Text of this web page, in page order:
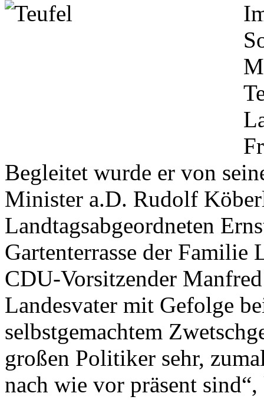
Begleitet wurde er von
Minister a.D. Rudolf
Landtagsabgeordneten
Gartenterrasse der Familie
CDU-Vorsitzender
Landesvater mit Gefolge
selbstgemachtem
großen Politiker sehr,
nach wie vor präsent